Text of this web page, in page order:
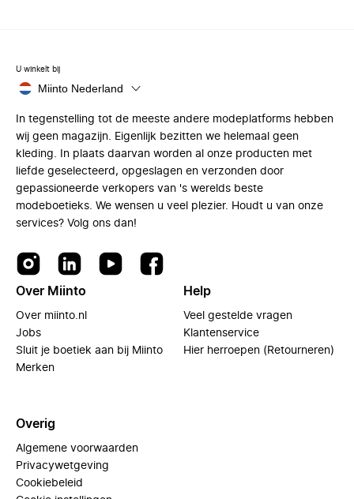
U winkelt bij
Miinto Nederland
In tegenstelling tot de meeste andere modeplatforms hebben
wij geen magazijn. Eigenlijk bezitten we helemaal geen
kleding. In plaats daarvan worden al onze producten met
liefde geselecteerd, opgeslagen en verzonden door
gepassioneerde verkopers van 's werelds beste
modeboetieks. We wensen u veel plezier. Houdt u van onze
services? Volg ons dan!
Over Miinto
Over miinto.nl
Jobs
Sluit je boetiek aan bij Miinto
Merken
Help
Veel gestelde vragen
Klantenservice
Hier herroepen (Retourneren)
Overig
Algemene voorwaarden
Privacywetgeving
Cookiebeleid